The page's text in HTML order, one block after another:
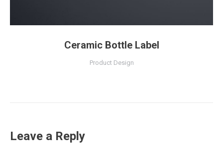
Ceramic Bottle Label
Product Design
Leave a Reply